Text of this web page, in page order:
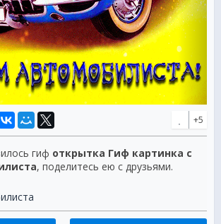
+5
гиф открытка Гиф картинка с
, поделитесь ею с друзьями.